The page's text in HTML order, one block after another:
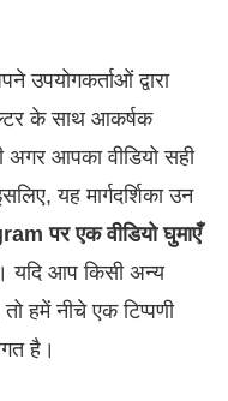
द्वारा
के साथ आकर्षक
अगर आपका वीडियो सही
यह मार्गदर्शिका उन
पर एक वीडियो घुमाएँ
यदि आप किसी अन्य
हमें नीचे एक टिप्पणी
है।